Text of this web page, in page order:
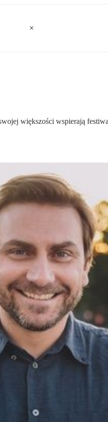
większości wspierają